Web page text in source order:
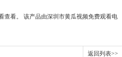
看。 该产品由深圳市黄瓜视频免费观看电
返回列表>>